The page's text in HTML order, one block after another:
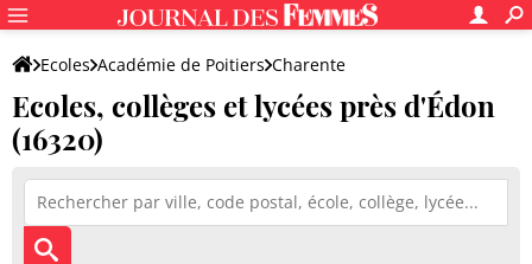
Ecoles Académie de Poitiers Charente
Ecoles, collèges et lycées près d'Édon
(16320)